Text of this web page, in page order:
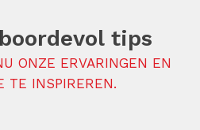
tips
ONZE ERVARINGEN EN
TE INSPIREREN.